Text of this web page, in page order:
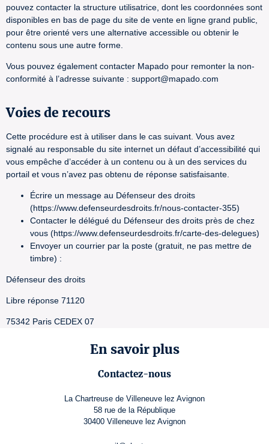
pouvez contacter la structure utilisatrice, dont les coordonnées sont
disponibles en bas de page du site de vente en ligne grand public,
pour être orienté vers une alternative accessible ou obtenir le
contenu sous une autre forme.
Vous pouvez également contacter Mapado pour remonter la non-
conformité à l’adresse suivante : support@mapado.com
Voies de recours
Cette procédure est à utiliser dans le cas suivant. Vous avez
signalé au responsable du site internet un défaut d’accessibilité qui
vous empêche d’accéder à un contenu ou à un des services du
portail et vous n’avez pas obtenu de réponse satisfaisante.
Écrire un message au Défenseur des droits
(https://www.defenseurdesdroits.fr/nous-contacter-355)
Contacter le délégué du Défenseur des droits près de chez
vous (https://www.defenseurdesdroits.fr/carte-des-delegues)
Envoyer un courrier par la poste (gratuit, ne pas mettre de
timbre) :
Défenseur des droits
Libre réponse 71120
75342 Paris CEDEX 07
En savoir plus
Contactez-nous
La Chartreuse de Villeneuve lez Avignon
58 rue de la République
30400 Villeneuve lez Avignon